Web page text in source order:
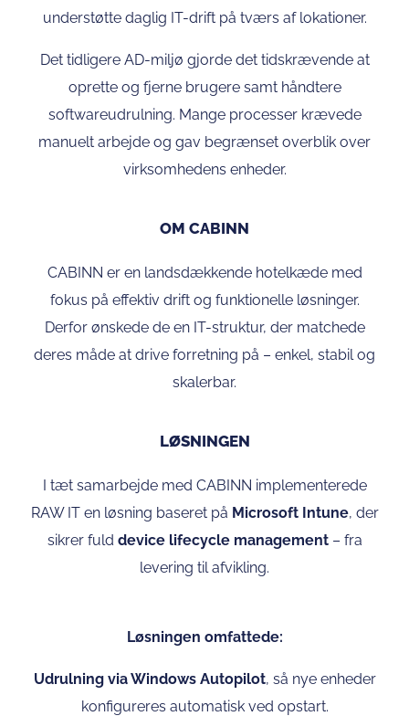
understøtte daglig IT-drift på tværs af lokationer.
Det tidligere AD-miljø gjorde det tidskrævende at
oprette og fjerne brugere samt håndtere
softwareudrulning. Mange processer krævede
manuelt arbejde og gav begrænset overblik over
virksomhedens enheder.
OM CABINN
CABINN er en landsdækkende hotelkæde med
fokus på effektiv drift og funktionelle løsninger.
Derfor ønskede de en IT-struktur, der matchede
deres måde at drive forretning på – enkel, stabil og
skalerbar.
LØSNINGEN
I tæt samarbejde med CABINN implementerede
RAW IT en løsning baseret på Microsoft Intune, der
sikrer fuld device lifecycle management– fra
levering til afvikling.
Løsningen omfattede:
Udrulning via Windows Autopilot, så nye enheder
konfigureres automatisk ved opstart.